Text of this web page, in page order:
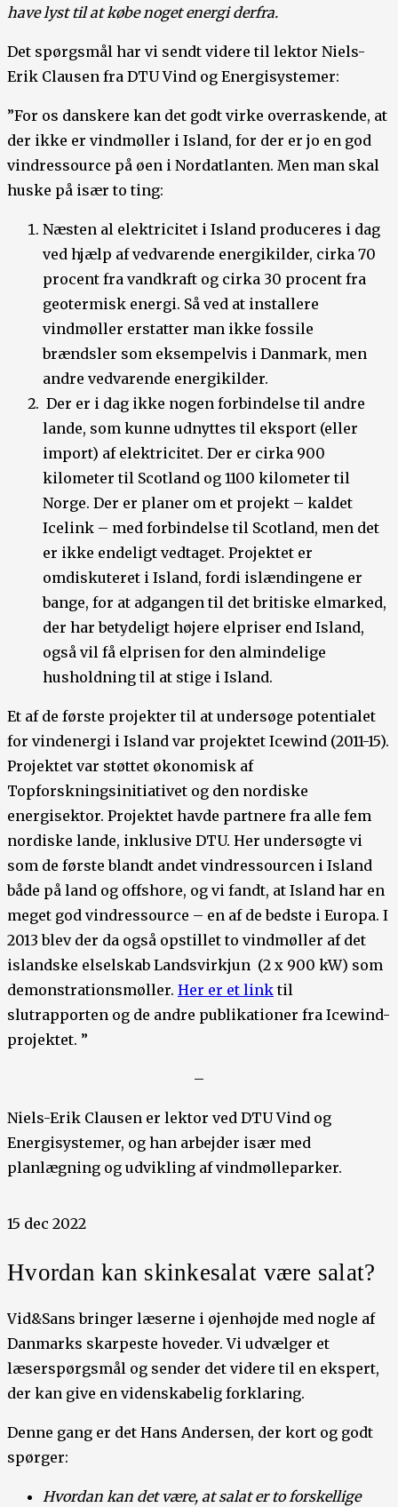
have lyst til at købe noget energi derfra.
Det spørgsmål har vi sendt videre til lektor Niels-
Erik Clausen fra DTU Vind og Energisystemer:
”For os danskere kan det godt virke overraskende, at
der ikke er vindmøller i Island, for der er jo en god
vindressource på øen i Nordatlanten. Men man skal
huske på især to ting:
Næsten al elektricitet i Island produceres i dag
ved hjælp af vedvarende energikilder, cirka 70
procent fra vandkraft og cirka 30 procent fra
geotermisk energi. Så ved at installere
vindmøller erstatter man ikke fossile
brændsler som eksempelvis i Danmark, men
andre vedvarende energikilder.
Der er i dag ikke nogen forbindelse til andre
lande, som kunne udnyttes til eksport (eller
import) af elektricitet. Der er cirka 900
kilometer til Scotland og 1100 kilometer til
Norge. Der er planer om et projekt – kaldet
Icelink – med forbindelse til Scotland, men det
er ikke endeligt vedtaget. Projektet er
omdiskuteret i Island, fordi islændingene er
bange, for at adgangen til det britiske elmarked,
der har betydeligt højere elpriser end Island,
også vil få elprisen for den almindelige
husholdning til at stige i Island.
Et af de første projekter til at undersøge potentialet
for vindenergi i Island var projektet Icewind (2011-15).
Projektet var støttet økonomisk af
Topforskningsinitiativet og den nordiske
energisektor. Projektet havde partnere fra alle fem
nordiske lande, inklusive DTU. Her undersøgte vi
som de første blandt andet vindressourcen i Island
både på land og offshore, og vi fandt, at Island har en
meget god vindressource – en af de bedste i Europa. I
2013 blev der da også opstillet to vindmøller af det
islandske elselskab Landsvirkjun (2 x 900 kW) som
demonstrationsmøller. Her er et linktil
slutrapporten og de andre publikationer fra Icewind-
projektet. ”
–
Niels-Erik Clausen er lektor ved DTU Vind og
Energisystemer, og han arbejder især med
planlægning og udvikling af vindmølleparker.
15 dec 2022
Hvordan kan skinkesalat være salat?
Vid&Sans bringer læserne i øjenhøjde med nogle af
Danmarks skarpeste hoveder. Vi udvælger et
læserspørgsmål og sender det videre til en ekspert,
der kan give en videnskabelig forklaring.
Denne gang er det Hans Andersen, der kort og godt
spørger:
Hvordan kan det være, at salat er to forskellige